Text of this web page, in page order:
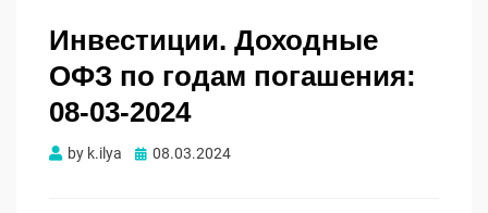
Инвестиции. Доходные
ОФЗ по годам погашения:
08-03-2024
by k.ilya Опубликовано
08.03.2024